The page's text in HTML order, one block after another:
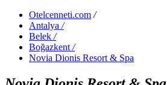
Otelcenneti.com /
Antalya /
Belek /
Boğazkent /
Novia Dionis Resort & Spa